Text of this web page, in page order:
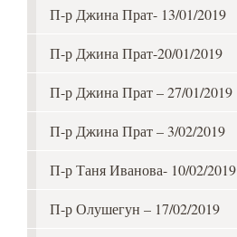
П-р Джина Прат- 13/01/2019
П-р Джина Прат-20/01/2019
П-р Джина Прат – 27/01/2019
П-р Джина Прат – 3/02/2019
П-р Таня Иванова- 10/02/2019
П-р Олушегун – 17/02/2019